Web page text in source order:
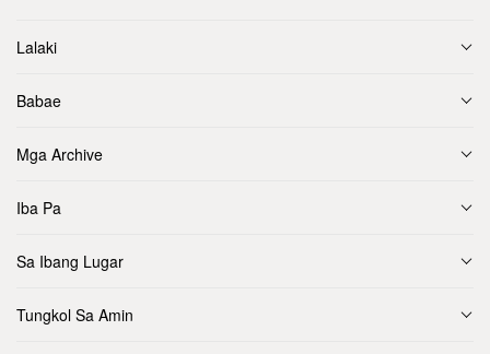
Lalaki
Babae
Mga Archive
Iba Pa
Sa Ibang Lugar
Tungkol Sa Amin